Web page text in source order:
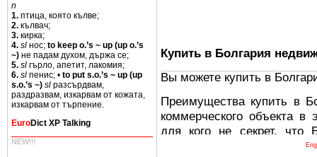
n
1. птица, която кълве;
2. кълвач;
3. кирка;
4. sl нос; to keep o.’s ~ up (up o.’s
~) не падам духом, държа се;
5. sl гърло, апетит, лакомия;
6. sl пенис; • to put s.o.’s ~ up (up
s.o.’s ~) sl разсърдвам,
раздразвам, изкарвам от кожата,
изкарвам от търпение.
EuroDict XP Talking
NEW!!!
Купить в Болгария
Вы можете купить в
Преимущества купить в
коммерческого объекта
для кого не секрет, что
древних и прекрасных